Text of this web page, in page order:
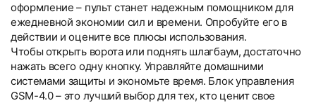
оформление – пульт станет надежным помощником для
ежедневной экономии сил и времени. Опробуйте его в
действии и оцените все плюсы использования.
Чтобы открыть ворота или поднять шлагбаум, достаточно
нажать всего одну кнопку. Управляйте домашними
системами защиты и экономьте время. Блок управления
GSM-4.0 – это лучший выбор для тех, кто ценит свое